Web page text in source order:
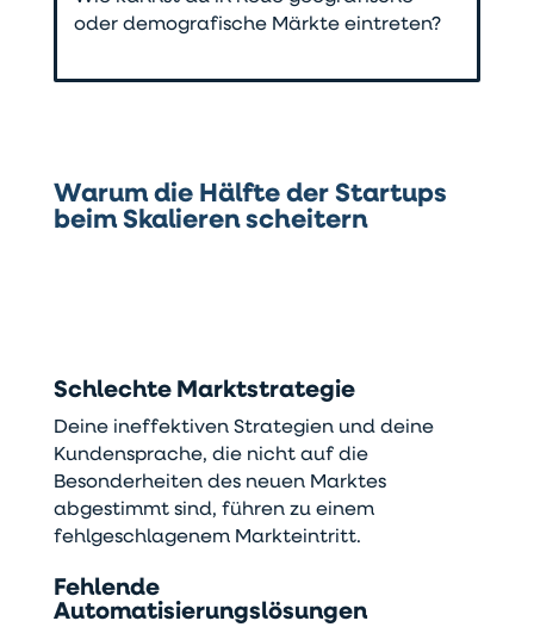
oder demografische Märkte eintreten?
Warum die Hälfte der Startups
beim Skalieren scheitern
Schlechte Marktstrategie
Deine ineffektiven Strategien und deine
Kundensprache, die nicht auf die
Besonderheiten des neuen Marktes
abgestimmt sind, führen zu einem
fehlgeschlagenem Markteintritt.
Fehlende
Automatisierungslösungen